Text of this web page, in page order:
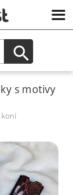
s motivy
koní